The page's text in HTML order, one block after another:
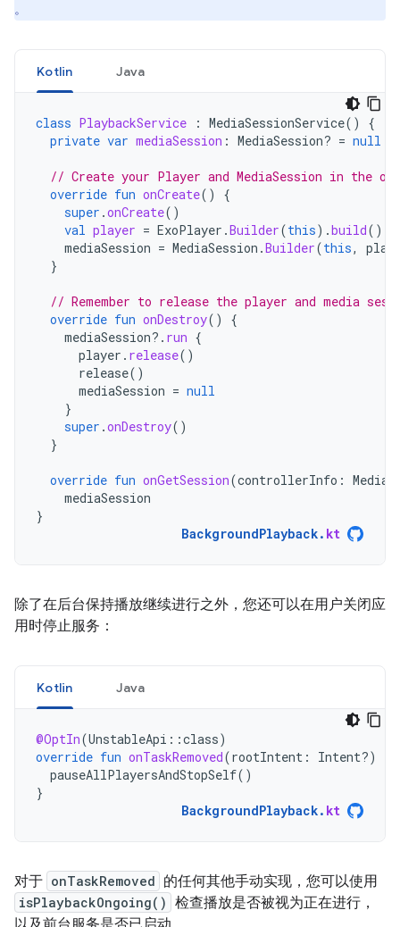
。
Kotlin Java
class PlaybackService : MediaSessionService()
{
private var mediaSession : MediaSession? = null
// Create your Player and MediaSession in the
override fun onCreate()
{
super .onCreate()
val player = ExoPlayer .Builder(this).build()
mediaSession = MediaSession .Builder(this,
}
// Remember to release the player and media
override fun onDestroy()
{
mediaSession?. run {
player . release()
release()
mediaSession = null
}
super .onDestroy()
}
override fun onGetSession(controllerInfo :
mediaSession
}
BackgroundPlayback. kt
除了在后台保持播放继续进行之外，您还可以在用户关闭应
用时停止服务：
Kotlin Java
@OptIn(UnstableApi ::class)
override fun onTaskRemoved(rootIntent : Intent?)
pauseAllPlayersAndStopSelf()
}
BackgroundPlayback. kt
对于 onTaskRemoved 的任何其他手动实现，您可以使用
isPlaybackOngoing() 检查播放是否被视为正在进行，